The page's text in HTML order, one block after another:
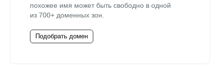
похожее имя может быть свободно в одной
из 700+ доменных зон.
Подобрать домен